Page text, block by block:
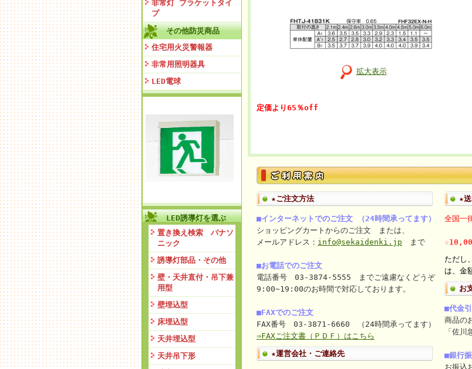
非常灯 ブラケットタイ
プ
その他防災商品
住宅用火災警報器
非常用照明器具
LED電球
LED誘導灯を選ぶ
置き換え検索 パナソ
ニック
誘導灯部品・その他
壁・天井直付・吊下兼
用型
壁埋込型
床埋込型
天井埋込型
天井吊下形
拡大表示
定価より65％off
★ご注文方法
■インターネットでのご注文 （24時間承ってます）
ショッピングカートからのご注文 または、
メールアドレス： info@sekaidenki.jp まで
■お電話でのご注文
電話番号 03-3874-5555 までご遠慮なくどうぞ
9:00~19:00のお時間で対応しております。
■FAXでのご注文
FAX番号 03-3871-6660 （24時間承ってます）
⇒FAXご注文書（ＰＤＦ）はこちら
★運営会社・ご連絡先
★
全国一
ただし
は、金
お
■代金
商品の
「佐川
■銀行
お振込